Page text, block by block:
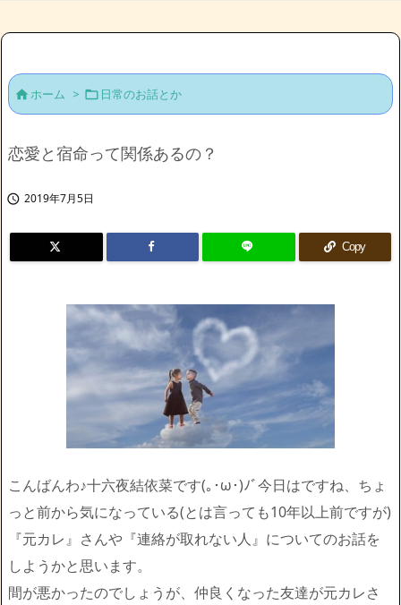
ホーム >  日常のお話とか
恋愛と宿命って関係あるの？
 2019年7月5日
Copy
こんばんわ♪十六夜結依菜です(｡･ω･)ﾉﾞ今日はですね、ちょ
っと前から気になっている(とは言っても10年以上前ですが)
『元カレ』さんや『連絡が取れない人』についてのお話を
しようかと思います。
間が悪かったのでしょうが、仲良くなった友達が元カレさ